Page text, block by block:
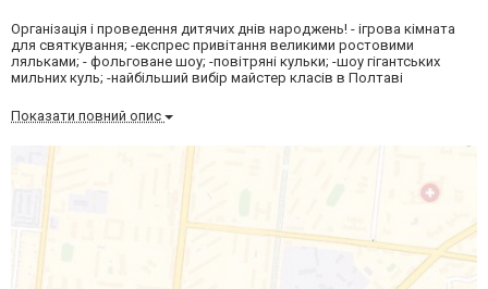
Організація і проведення дитячих днів народжень! - ігрова кімната
для святкування; -експрес привітання великими ростовими
ляльками; - фольговане шоу; -повітряні кульки; -шоу гігантських
мильних куль; -найбільший вибір майстер класів в Полтаві
Показати повний опис